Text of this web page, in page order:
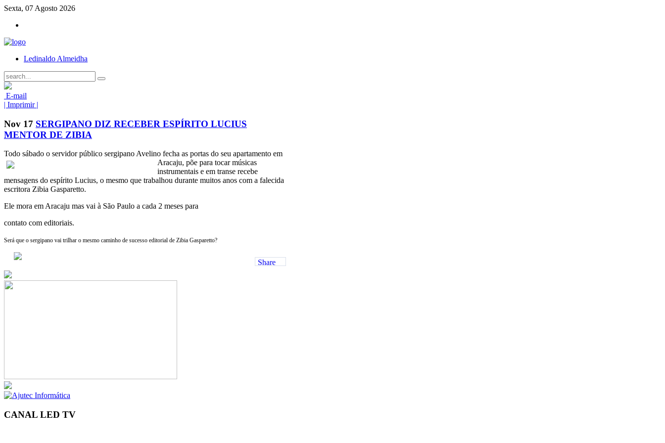
Sexta, 07 Agosto 2026
Ledinaldo Almeidha
E-mail
| Imprimir |
Nov 17 SERGIPANO DIZ RECEBER ESPÍRITO LUCIUS
MENTOR DE ZIBIA
Todo sábado o servidor público sergipano Avelino fecha as portas do seu apartamento em
Aracaju, põe para tocar músicas
instrumentais e em transe recebe
mensagens do espírito Lucius, o mesmo que trabalhou durante muitos anos com a falecida
escritora Zibia Gasparetto.
Ele mora em Aracaju mas vai à São Paulo a cada 2 meses para
contato com editoriais.
Será que o sergipano vai trilhar o mesmo caminho de sucesso editorial de Zibia Gasparetto?
Share
CANAL LED TV